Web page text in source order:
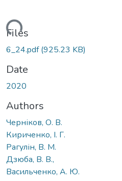
Files
6_24.pdf(925.23 KB)
Date
2020
Authors
Черніков, О. В.
Кириченко, І. Г.
Рагулін, В. М.
Дзюба, В. В.,
Васильченко, А. Ю.